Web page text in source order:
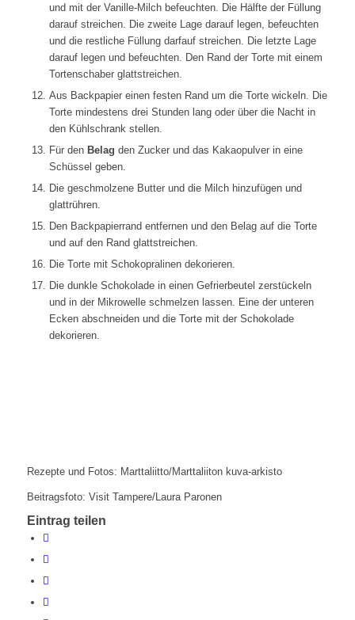
und mit der Vanille-Milch befeuchten. Die Hälfte der Füllung
darauf streichen. Die zweite Lage darauf legen, befeuchten
und die restliche Füllung darfauf streichen. Die letzte Lage
darauf legen und befeuchten. Den Rand der Torte mit einem
Tortenschaber glattstreichen.
Aus Backpapier einen festen Rand um die Torte wickeln. Die
Torte mindestens drei Stunden lang oder über die Nacht in
den Kühlschrank stellen.
Für den Belag den Zucker und das Kakaopulver in eine
Schüssel geben.
Die geschmolzene Butter und die Milch hinzufügen und
glattrühren.
Den Backpapierrand entfernen und den Belag auf die Torte
und auf den Rand glattstreichen.
Die Torte mit Schokopralinen dekorieren.
Die dunkle Schokolade in einen Gefrierbeutel zerstückeln
und in der Mikrowelle schmelzen lassen. Eine der unteren
Ecken abschneiden und die Torte mit der Schokolade
dekorieren.
Rezepte und Fotos: Marttaliitto/Marttaliiton kuva-arkisto
Beitragsfoto: Visit Tampere/Laura Paronen
Eintrag teilen